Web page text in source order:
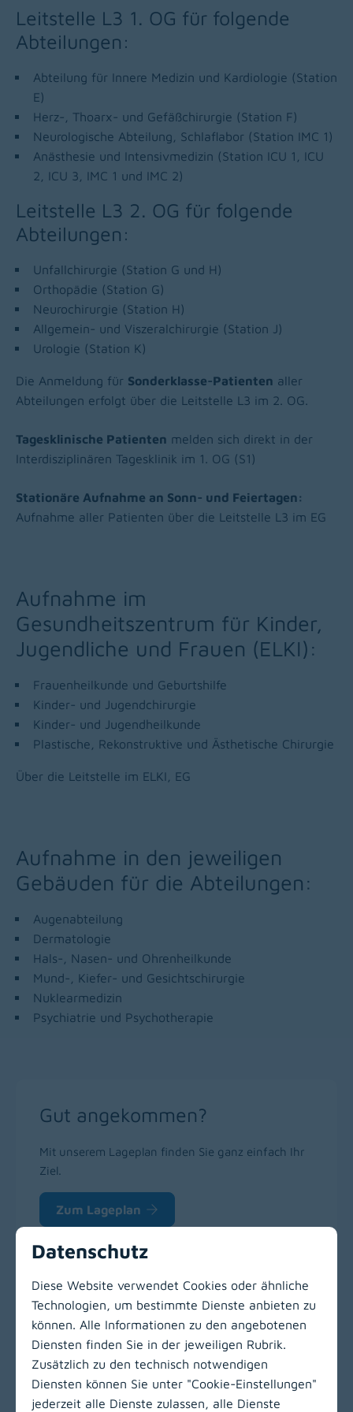
Leitstelle L3 1. OG für folgende
Abteilungen:
Abteilung für Innere Medizin und Kardiologie (Station
E)
Herz-, Thoarx- und Gefäßchirurgie (Station F)
Neurologische Abteilung, Schlaflabor (Station IMC 1)
Anästhesie und Intensivmedizin (Station ICU 1, ICU
2, ICU 3, IMC 1 und IMC 2)
Leitstelle L3 2. OG für folgende
Abteilungen:
Unfallchirurgie (Station G und H)
Orthopädie (Station G)
Neurochirurgie (Station H)
Allgemein- und Viszeralchirurgie (Station J)
Urologie (Station K)
Die Anmeldung für Sonderklasse-Patienten aller
Abteilungen erfolgt über die Leitstelle L3 im 2. OG.
Tagesklinische Patienten melden sich direkt in der
Interdisziplinären Tagesklinik im 1. OG (S1)
Stationäre Aufnahme an Sonn- und Feiertagen:
Aufnahme aller Patienten über die Leitstelle L3 im EG
Aufnahme im
Gesundheitszentrum für Kinder,
Jugendliche und Frauen (ELKI):
Frauenheilkunde und Geburtshilfe
Kinder- und Jugendchirurgie
Kinder- und Jugendheilkunde
Plastische, Rekonstruktive und Ästhetische Chirurgie
Über die Leitstelle im ELKI, EG
Aufnahme in den jeweiligen
Gebäuden für die Abteilungen:
Augenabteilung
Dermatologie
Hals-, Nasen- und Ohrenheilkunde
Mund-, Kiefer- und Gesichtschirurgie
Nuklearmedizin
Psychiatrie und Psychotherapie
Gut angekommen?
Mit unserem Lageplan finden Sie ganz einfach Ihr
Ziel.
Zum Lageplan
Zur Hauptnavigation
Datenschutz
Diese Website verwendet Cookies oder ähnliche
Technologien, um bestimmte Dienste anbieten zu
können. Alle Informationen zu den angebotenen
Diensten finden Sie in der jeweiligen Rubrik.
Zusätzlich zu den technisch notwendigen
Diensten können Sie unter "Cookie-Einstellungen"
jederzeit alle Dienste zulassen, alle Dienste